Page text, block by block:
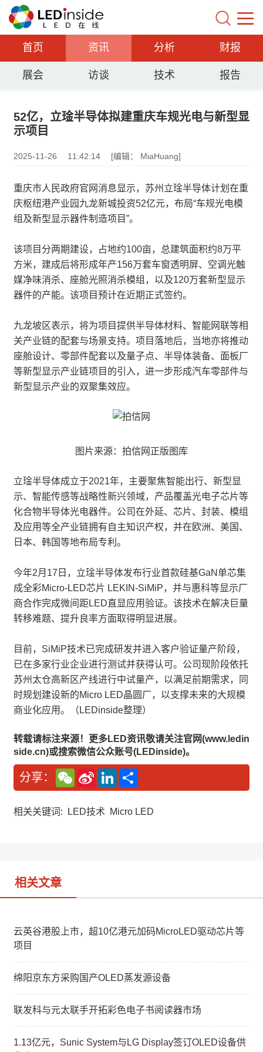
首页 资讯 分析 财报
展会 访谈 技术 报告
52亿，立琻半导体拟建重庆车规光电与新型显
示项目
2025-11-26 11:42:14 [编辑： MiaHuang]
重庆市人民政府官网消息显示，苏州立琻半导体计划在重
庆枢纽港产业园九龙新城投资52亿元，布局“车规光电模
组及新型显示器件制造项目”。
该项目分两期建设，占地约100亩，总建筑面积约8万平
方米，建成后将形成年产156万套车窗透明屏、空调光触
媒净味消杀、座舱光照消杀模组，以及120万套新型显示
器件的产能。该项目预计在近期正式签约。
九龙坡区表示，将为项目提供半导体材料、智能网联等相
关产业链的配套与场景支持。项目落地后，当地亦将推动
座舱设计、零部件配套以及量子点、半导体装备、面板厂
等新型显示产业链项目的引入，进一步形成汽车零部件与
新型显示产业的双聚集效应。
图片来源：拍信网正版图库
立琻半导体成立于2021年，主要聚焦智能出行、新型显
示、智能传感等战略性新兴领域，产品覆盖光电子芯片等
化合物半导体光电器件。公司在外延、芯片、封装、模组
及应用等全产业链拥有自主知识产权，并在欧洲、美国、
日本、韩国等地布局专利。
今年2月17日，立琻半导体发布行业首款硅基GaN单芯集
成全彩Micro-LED芯片 LEKIN-SiMiP，并与惠科等显示厂
商合作完成微间距LED直显应用验证。该技术在解决巨量
转移难题、提升良率方面取得明显进展。
目前，SiMiP技术已完成研发并进入客户验证量产阶段，
已在多家行业企业进行测试并获得认可。公司现阶段依托
苏州太仓高新区产线进行中试量产，以满足前期需求，同
时规划建设新的Micro LED晶圆厂，以支撑未来的大规模
商业化应用。（LEDinside整理）
转载请标注来源！更多LED资讯敬请关注官网(www.ledin
side.cn)或搜索微信公众账号(LEDinside)。
分享：
W
e
C
a
S
n
W
L
n
e
相关关键词: LED技术 Micro LED
相关文章
云英谷港股上市，超10亿港元加码MicroLED驱动芯片等
项目
绵阳京东方采购国产OLED蒸发源设备
联发科与元太联手开拓彩色电子书阅读器市场
1.13亿元，Sunic System与LG Display签订OLED设备供